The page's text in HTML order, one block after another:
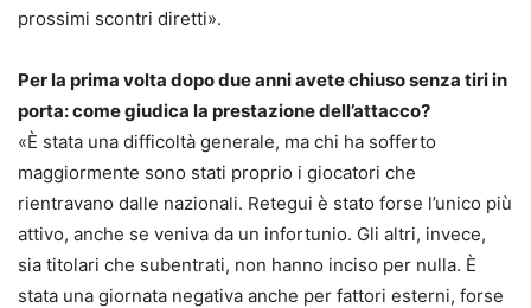
prossimi scontri diretti».
Per la prima volta dopo due anni avete chiuso senza tiri in
porta: come giudica la prestazione dell’attacco?
«È stata una difficoltà generale, ma chi ha sofferto
maggiormente sono stati proprio i giocatori che
rientravano dalle nazionali. Retegui è stato forse l’unico più
attivo, anche se veniva da un infortunio. Gli altri, invece,
sia titolari che subentrati, non hanno inciso per nulla. È
stata una giornata negativa anche per fattori esterni, forse